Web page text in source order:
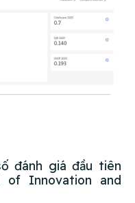
đánh giá đầu tiên
of Innovation and